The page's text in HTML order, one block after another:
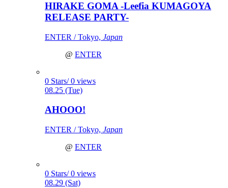
HIRAKE GOMA -Leefia KUMAGOYA
RELEASE PARTY-
ENTER / Tokyo, Japan
@ ENTER
0 Stars/ 0 views
08.25 (Tue)
AHOOO!
ENTER / Tokyo, Japan
@ ENTER
0 Stars/ 0 views
08.29 (Sat)